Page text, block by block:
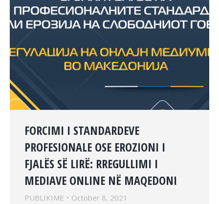
FORCIMI I STANDARDEVE
PROFESIONALE OSE EROZIONI I
FJALËS SË LIRË: RREGULLIMI I
MEDIAVE ONLINE NË MAQEDONI
PUBLIKIME October 8, 2021